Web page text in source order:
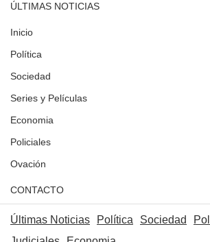
ÚLTIMAS NOTICIAS
Inicio
Política
Sociedad
Series y Películas
Economia
Policiales
Ovación
CONTACTO
Últimas Noticias Política Sociedad